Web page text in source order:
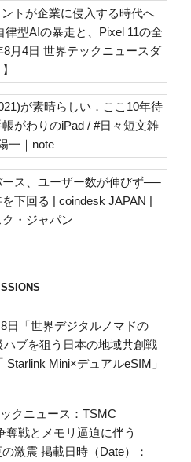
トが企業に侵入する時代へ
型AIの暴走と、Pixel 11の全
8月4日 世界テックニュースダ
が素晴らしい．ここ10年待
がわりのiPad / #日々短文雑
一｜note
ース、ユーザー数が伸びず──
下回る | coindesk JAPAN |
・ジャパン
日「世界デジタルノマドの
ブを狙う日本の地域共創戦
Mini×デュアルeSIM」
クニュース：TSMC
戦とメモリ逼迫に伴う
激震 掲載日時（Date）：